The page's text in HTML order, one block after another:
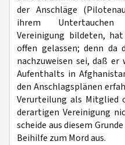
der Anschläge
ihrem
Vereinigung bildeten,
offen gelassen; denn da
nachzuweisen sei, daß er
Aufenthalts in
den Anschlagsplänen
Verurteilung als Mitglied
derartigen Vereinigung
scheide aus diesem
Beihilfe zum Mord aus.